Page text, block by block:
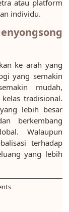
atau platform
individu.
ke arah yang
yang semakin
mudah,
tradisional.
lebih besar
berkembang
Walaupun
terhadap
yang lebih